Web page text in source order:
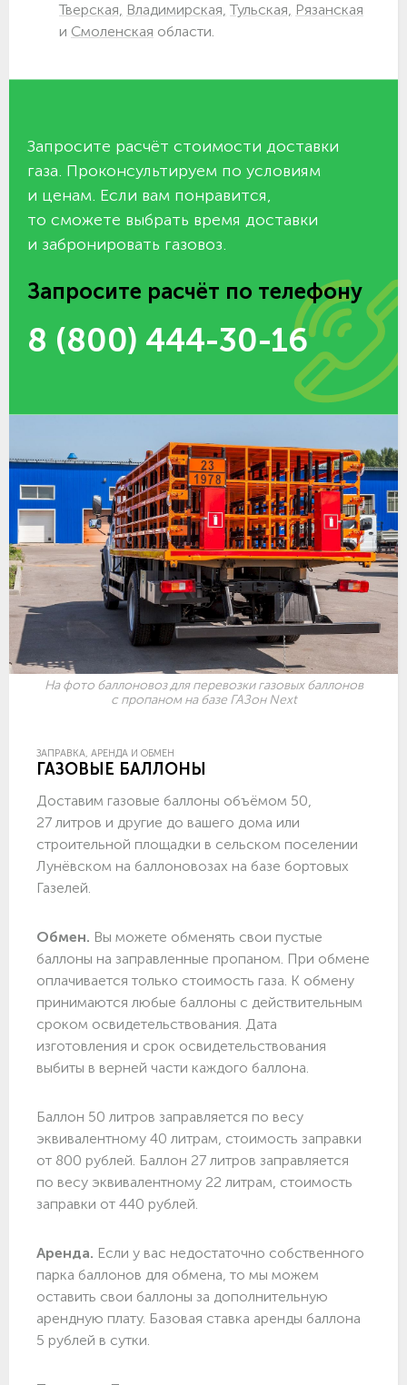
Тверская, Владимирская, Тульская, Рязанская
и Смоленская области.
Запросите расчёт стоимости доставки
газа. Проконсультируем по условиям
и ценам. Если вам понравится,
то сможете выбрать время доставки
и забронировать газовоз.
Запросите расчёт по телефону
8 (800) 444-30-16
На фото баллоновоз для перевозки газовых баллонов
с пропаном на базе ГАЗон Next
ЗАПРАВКА, АРЕНДА И ОБМЕН
ГАЗОВЫЕ БАЛЛОНЫ
Доставим газовые баллоны объёмом 50,
27 литров и другие до вашего дома или
строительной площадки в сельском поселении
Лунёвском на баллоновозах на базе бортовых
Газелей.
Обмен. Вы можете обменять свои пустые
баллоны на заправленные пропаном. При обмене
оплачивается только стоимость газа. К обмену
принимаются любые баллоны с действительным
сроком освидетельствования. Дата
изготовления и срок освидетельствования
выбиты в верней части каждого баллона.
Баллон 50 литров заправляется по весу
эквивалентному 40 литрам, стоимость заправки
от 800 рублей. Баллон 27 литров заправляется
по весу эквивалентному 22 литрам, стоимость
заправки от 440 рублей.
Аренда. Если у вас недостаточно собственного
парка баллонов для обмена, то мы можем
оставить свои баллоны за дополнительную
арендную плату. Базовая ставка аренды баллона
5 рублей в сутки.